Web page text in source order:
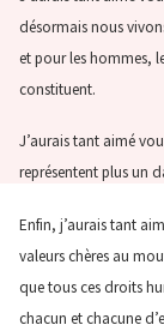
désormais nous
et pour les hommes,
constituent.
J’aurais tant aimé
représentent plus un
Enfin, j’aurais tant
valeurs chères au
que tous ces droits
chacun et chacune